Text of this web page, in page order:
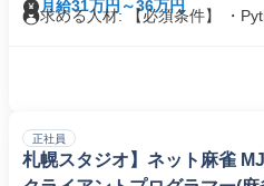
月給31万円～36万円
求める人材: 【必須条件】 ・
正社員
札幌スタジオ】ネット麻雀